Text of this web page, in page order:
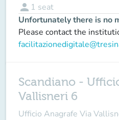
person 1 seat
Unfortunately there is no
Please contact the
Scandiano -
Vallisneri 6
Ufficio Anagrafe Via